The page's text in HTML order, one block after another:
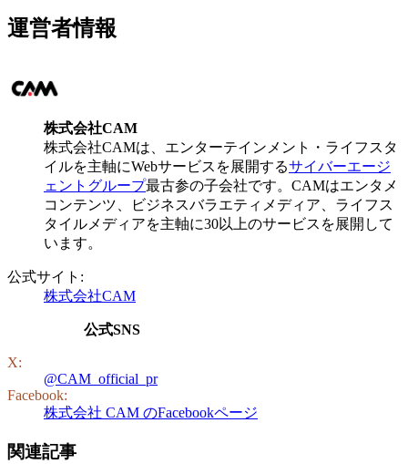
運営者情報
株式会社CAM
株式会社CAMは、エンターテインメント・ライフスタ
イルを主軸にWebサービスを展開するサイバーエージ
ェントグループ最古参の子会社です。CAMはエンタメ
コンテンツ、ビジネスバラエティメディア、ライフス
タイルメディアを主軸に30以上のサービスを展開して
います。
公式サイト:
株式会社CAM
公式SNS
X:
@CAM_official_pr
Facebook:
株式会社 CAM のFacebookページ
関連記事